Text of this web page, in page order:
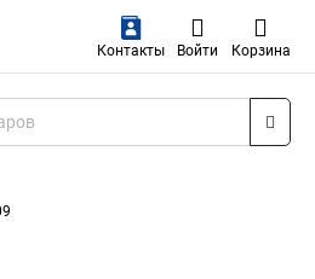
Контакты Войти Корзина